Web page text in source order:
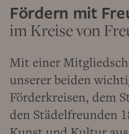
Fördern mit
im Kreise von
Mit einer
unserer beiden
Förderkreisen, dem
den Städelfreunden